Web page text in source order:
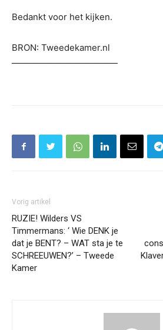
Bedankt voor het kijken.
BRON: Tweedekamer.nl
————————————
Vorig artikel
RUZIE! Wilders VS
Timmermans: ‘ Wie DENK je
dat je BENT? – WAT sta je te
SCHREEUWEN?’ – Tweede
Kamer